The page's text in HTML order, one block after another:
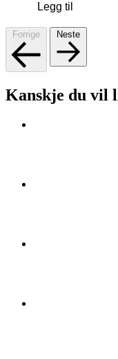
Legg til
Forrige Neste
Kanskje du vil